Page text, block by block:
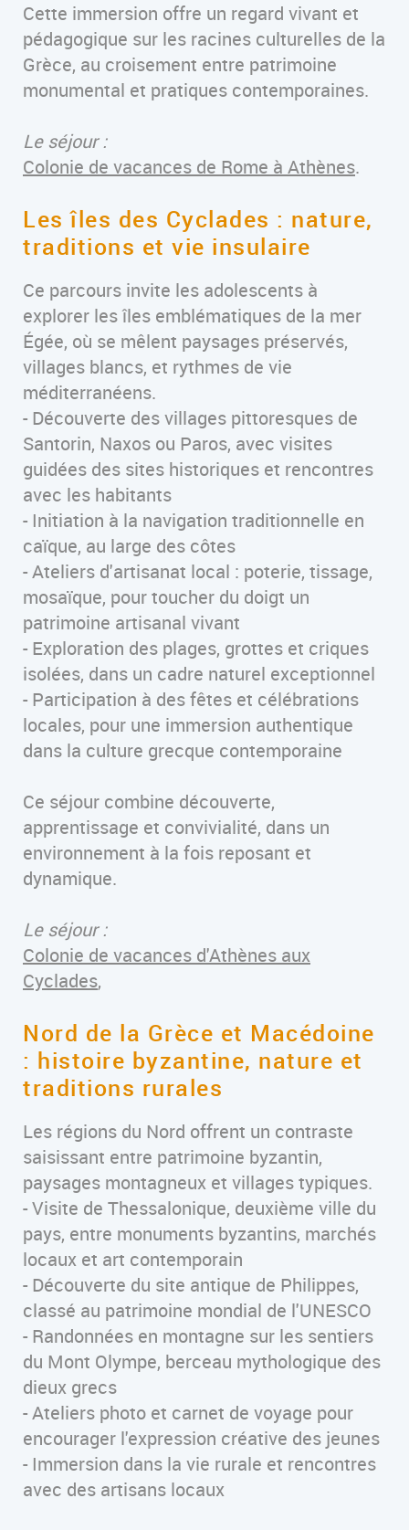
Cette immersion offre un regard vivant et
pédagogique sur les racines culturelles de la
Grèce, au croisement entre patrimoine
monumental et pratiques contemporaines.
Le séjour :
Colonie de vacances de Rome à Athènes.
Les îles des Cyclades : nature,
traditions et vie insulaire
Ce parcours invite les adolescents à
explorer les îles emblématiques de la mer
Égée, où se mêlent paysages préservés,
villages blancs, et rythmes de vie
méditerranéens.
- Découverte des villages pittoresques de
Santorin, Naxos ou Paros, avec visites
guidées des sites historiques et rencontres
avec les habitants
- Initiation à la navigation traditionnelle en
caïque, au large des côtes
- Ateliers d'artisanat local : poterie, tissage,
mosaïque, pour toucher du doigt un
patrimoine artisanal vivant
- Exploration des plages, grottes et criques
isolées, dans un cadre naturel exceptionnel
- Participation à des fêtes et célébrations
locales, pour une immersion authentique
dans la culture grecque contemporaine
Ce séjour combine découverte,
apprentissage et convivialité, dans un
environnement à la fois reposant et
dynamique.
Le séjour :
Colonie de vacances d'Athènes aux
Cyclades,
Nord de la Grèce et Macédoine
: histoire byzantine, nature et
traditions rurales
Les régions du Nord offrent un contraste
saisissant entre patrimoine byzantin,
paysages montagneux et villages typiques.
- Visite de Thessalonique, deuxième ville du
pays, entre monuments byzantins, marchés
locaux et art contemporain
- Découverte du site antique de Philippes,
classé au patrimoine mondial de l'UNESCO
- Randonnées en montagne sur les sentiers
du Mont Olympe, berceau mythologique des
dieux grecs
- Ateliers photo et carnet de voyage pour
encourager l'expression créative des jeunes
- Immersion dans la vie rurale et rencontres
avec des artisans locaux